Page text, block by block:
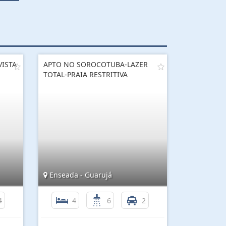
APTO NO SOROCOTUBA-LAZER
TOTAL-PRAIA RESTRITIVA
Enseada - Guarujá
4 6 2